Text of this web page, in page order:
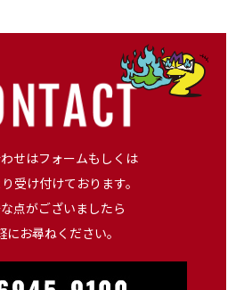
せはフォームもしくは
受け付けております。
点がございましたら
にお尋ねください。